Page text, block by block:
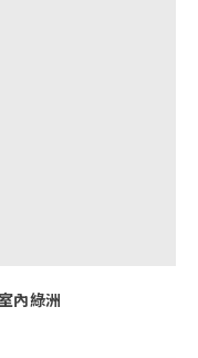
內綠洲